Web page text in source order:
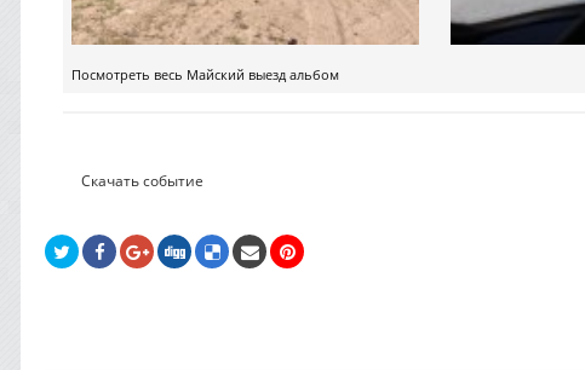
Посмотреть весь Майский выезд альбом
Скачать событие